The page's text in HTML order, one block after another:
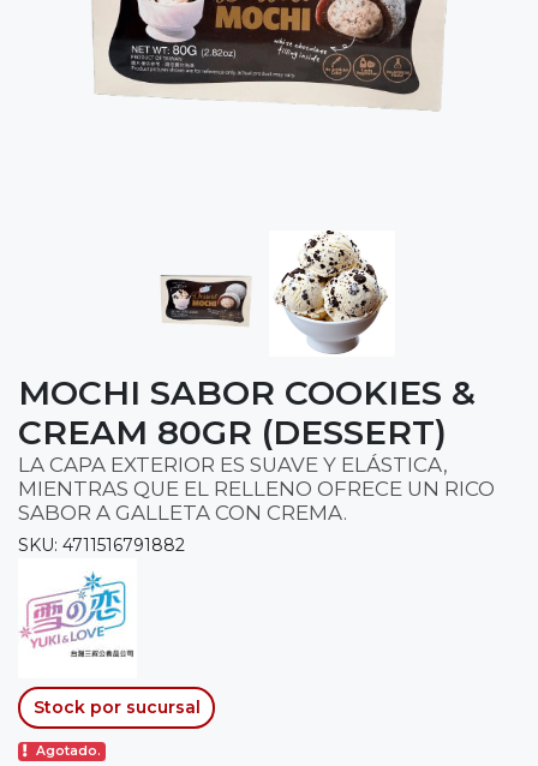
MOCHI SABOR COOKIES &
CREAM 80GR (DESSERT)
LA CAPA EXTERIOR ES SUAVE Y ELÁSTICA,
MIENTRAS QUE EL RELLENO OFRECE UN RICO
SABOR A GALLETA CON CREMA.
SKU: 4711516791882
Stock por sucursal
Agotado.